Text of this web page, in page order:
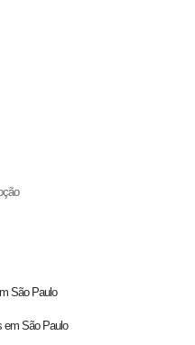
São Paulo
em São Paulo